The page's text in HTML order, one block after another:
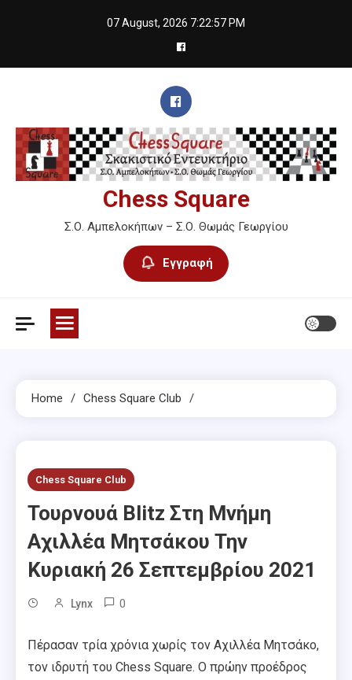
07 August, 2026 7:22:58 PM
Chess Square
Σ.Ο. Αμπελοκήπων – Σ.Ο. Θωμάς Γεωργίου
Εγγραφή
Home Chess Square Club
Chess Square Club
Τουρνουά Blitz Στη Μνήμη
Αχιλλέα Μητσάκου Την
Κυριακή 26 Σεπτεμβρίου 2021
Lynx 0
Πέρασαν τρία χρόνια χωρίς τον Αχιλλέα Μητσάκο,
τον ιδρυτή του Chess Square. Ο πρώην προέδρος